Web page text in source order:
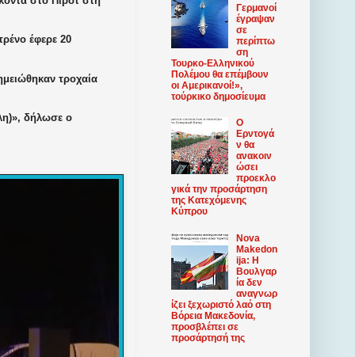
έφερε 20
τροχαία
δήλωσε ο
Γερμανοί
έγραψαν
σε
περίπτω
ση
Τουρκο-Ελληνικού
Πολέμου θα επέμβουν
οι Αμερικανοί!»,
τούρκικο δημοσίευμα
Ο
Ερντογά
ν θα
ανακοιν
ώσει
προεκλο
γικά την προσάρτηση
της Κατεχόμενης
Κύπρου
Nova
Makedon
ija: Η
Βουλγαρ
ία δεν
αναγνωρ
ίζει ξεχωριστό λαό στη
Βόρεια Μακεδονία,
προσβλέπει σε
προσάρτησή της